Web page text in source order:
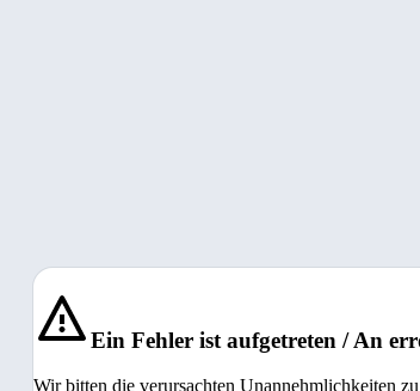
Ein Fehler ist aufgetreten / An
Wir bitten die verursachten Unannehmlichkeiten